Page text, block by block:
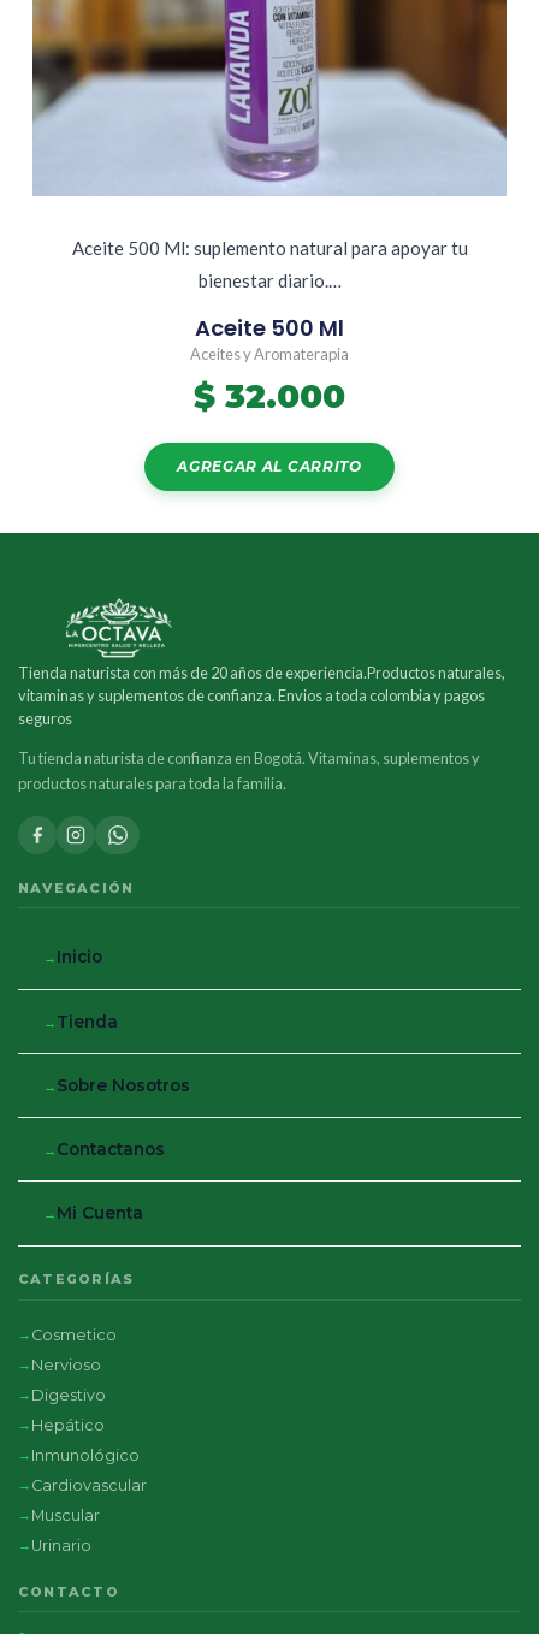
Aceite 500 Ml: suplemento natural para apoyar tu
bienestar diario.…
Aceite 500 Ml
Aceites y Aromaterapia
$ 32.000
AGREGAR AL CARRITO
Tienda naturista con más de 20 años de experiencia.Productos naturales,
vitaminas y suplementos de confianza. Envios a toda colombia y pagos
seguros
Tu tienda naturista de confianza en Bogotá. Vitaminas, suplementos y
productos naturales para toda la familia.
NAVEGACIÓN
Inicio
Tienda
Sobre Nosotros
Contactanos
Mi Cuenta
CATEGORÍAS
Cosmetico
Nervioso
Digestivo
Hepático
Inmunológico
Cardiovascular
Muscular
Urinario
CONTACTO